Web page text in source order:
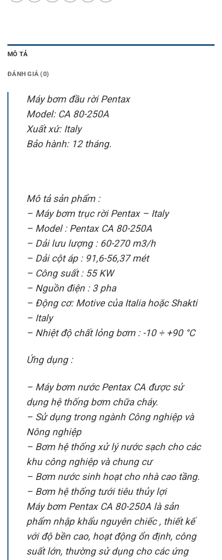
MÔ TẢ
ĐÁNH GIÁ (0)
Máy bơm đầu rời Pentax
Model: CA 80-250A
Xuất xứ: Italy
Bảo hành: 12 tháng.
Mô tả sản phẩm :
– Máy bơm trục rời Pentax – Italy
– Model : Pentax CA 80-250A
– Dải lưu lượng : 60-270 m3/h
– Dải cột áp : 91,6-56,37 mét
– Công suất : 55 KW
– Nguồn điện : 3 pha
– Động cơ: Motive của Italia hoặc Shakti
– Italy
– Nhiệt độ chất lỏng bơm : -10 ÷ +90 °C
Ứng dụng :
– Máy bơm nước Pentax CA được sử
dụng hệ thống bơm chữa cháy.
– Sử dụng trong ngành Công nghiệp và
Nông nghiệp
– Bơm hệ thống xử lý nước sạch cho các
khu công nghiệp và chung cư
– Bơm nước sinh hoạt cho nhà cao tầng.
– Bơm hệ thống tưới tiêu thủy lợi
Máy bơm Pentax CA 80-250A là sản
phẩm nhập khẩu nguyên chiếc , thiết kế
với độ bền cao, hoạt động ổn định, công
suất lớn, thường sử dụng cho các ứng